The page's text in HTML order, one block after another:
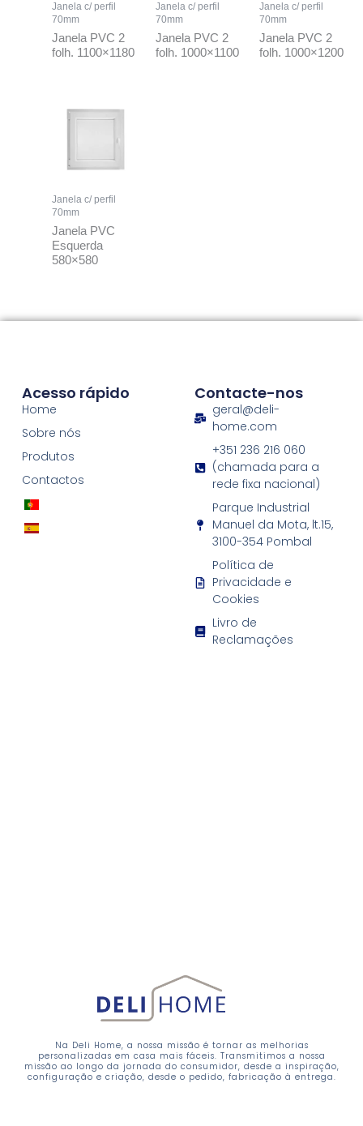
Janela c/ perfil
70mm
Janela PVC 2
folh. 1100×1180
Janela c/ perfil
70mm
Janela PVC 2
folh. 1000×1100
Janela c/ perfil
70mm
Janela PVC 2
folh. 1000×1200
Janela c/ perfil
70mm
Janela PVC
Esquerda
580×580
Na Deli Home, a nossa missão é tornar as melhorias
personalizadas em casa mais fáceis. Transmitimos a nossa
missão ao longo da jornada do consumidor, desde a inspiração,
configuração e criação, desde o pedido, fabricação à entrega.
Acesso rápido
Home
Sobre nós
Produtos
Contactos
Contacte-nos
geral@deli-
home.com
+351 236 216 060
(chamada para a
rede fixa nacional)
Parque Industrial
Manuel da Mota, lt.15,
3100-354 Pombal
Política de
Privacidade e
Cookies
Livro de
Reclamações